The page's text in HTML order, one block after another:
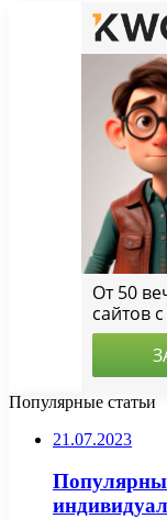
Популярные статьи
21.07.2023